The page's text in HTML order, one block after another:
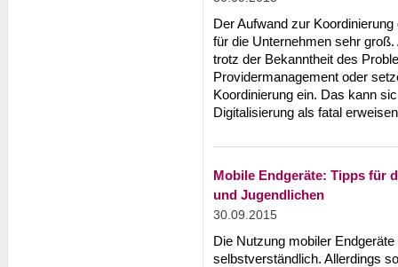
Der Aufwand zur
für die Unternehmen sehr
trotz der Bekanntheit des
Providermanagement oder
Koordinierung ein. Das kann
Digitalisierung als fatal
Mobile Endgeräte: Tipps für
und Jugendlichen
30.09.2015
Die Nutzung mobiler
selbstverständlich. Allerdings